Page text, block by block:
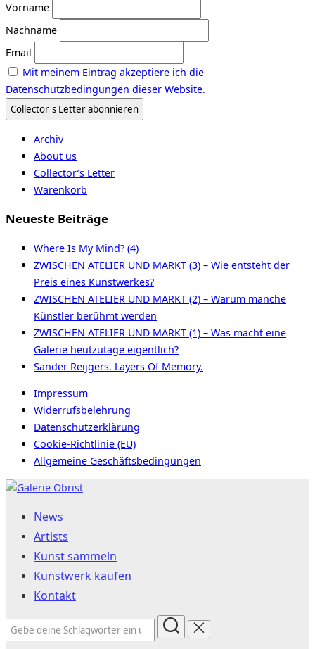
Vorname
Nachname
Email
Mit meinem Eintrag akzeptiere ich die
Datenschutzbedingungen dieser Website.
Archiv
About us
Collector’s Letter
Warenkorb
Neueste Beiträge
Where Is My Mind? (4)
ZWISCHEN ATELIER UND MARKT (3) – Wie entsteht der
Preis eines Kunstwerkes?
ZWISCHEN ATELIER UND MARKT (2) – Warum manche
Künstler berühmt werden
ZWISCHEN ATELIER UND MARKT (1) – Was macht eine
Galerie heutzutage eigentlich?
Sander Reijgers. Layers Of Memory.
Impressum
Widerrufsbelehrung
Datenschutzerklärung
Cookie-Richtlinie (EU)
Allgemeine Geschäftsbedingungen
Zum
springenNews
Artists
Kunst sammeln
Kunstwerk kaufen
Kontakt
Suchen
nach: